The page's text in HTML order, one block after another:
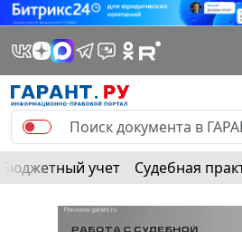
Бюджетный учет Судебная